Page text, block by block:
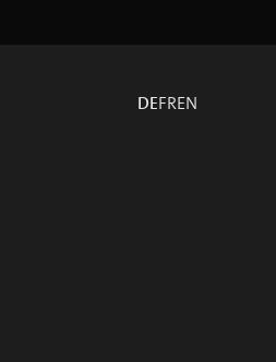
DEFREN